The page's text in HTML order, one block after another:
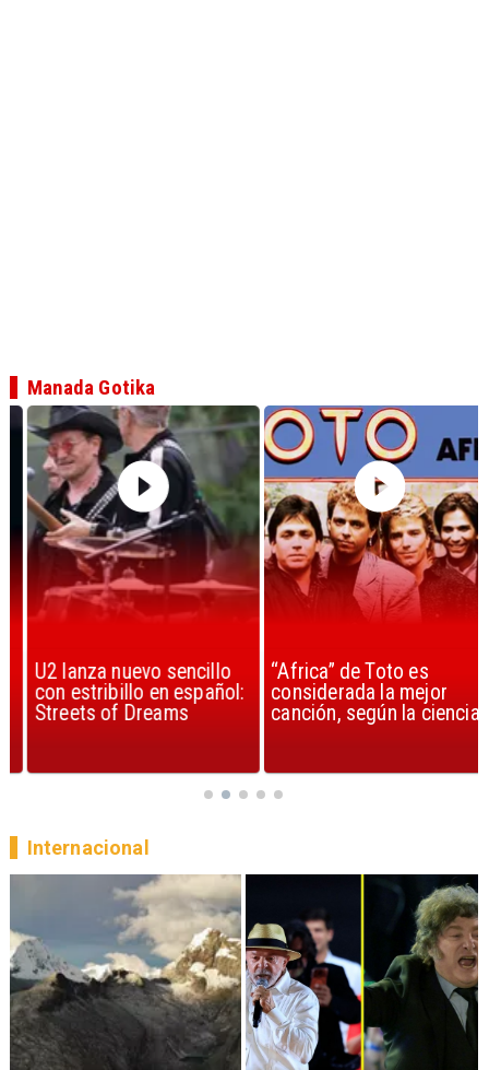
U2 lanza nuevo sencillo
con estribillo en español:
Streets of Dreams
“Africa” de Toto es
considerada la mejor
canción, según la ciencia
Manada Gotika
Internacional